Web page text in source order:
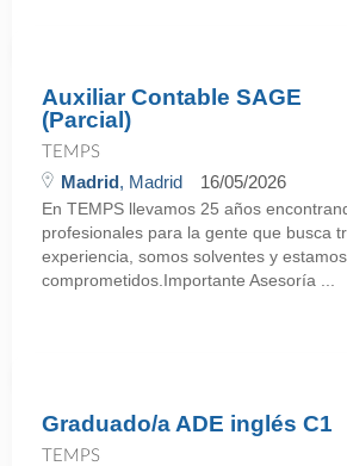
Auxiliar Contable SAGE
(Parcial)
TEMPS
Madrid, Madrid 16/05/2026
En TEMPS llevamos 25 años
profesionales para la gente que busca
experiencia, somos solventes y estamos
comprometidos.Importante Asesoría ...
Graduado/a ADE inglés C1
TEMPS